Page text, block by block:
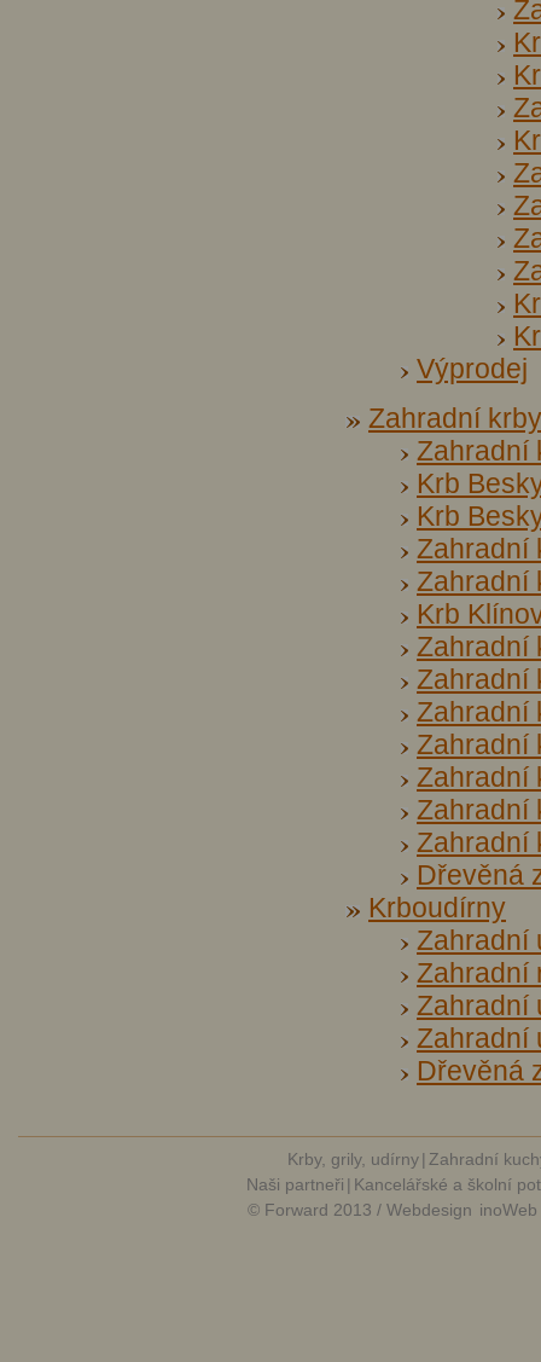
Výprodej
Zahradní krby
Zahradní
Krb
Krb
Zahradní
Zahradní
Krb
Zahradní
Zahradní
Zahradní
Zahradní
Zahradní
Zahradní
Zahradní
Dřevěná
Krboudírny
Zahradní
Zahradní
Zahradní
Zahradní
Dřevěná
Krby, grily, udírny | Zahradní
Naši partneři | Kancelářské a školní
© Forward 2013 / Webdesign inoWeb